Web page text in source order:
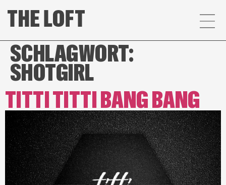
SCHLAGWORT:
SHOTGIRL
TITTI TITTI BANG BANG